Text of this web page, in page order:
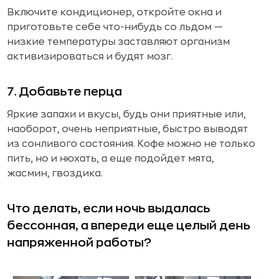
Включите кондиционер, откройте окна и
приготовьте себе что-нибудь со льдом —
низкие температуры заставляют организм
активизироваться и будят мозг.
7. Добавьте перца
Яркие запахи и вкусы, будь они приятные или,
наоборот, очень неприятные, быстро выводят
из сонливого состояния. Кофе можно не только
пить, но и нюхать, а еще подойдет мята,
жасмин, гвоздика.
Что делать, если ночь выдалась
бессонная, а впереди еще целый день
напряженной работы?